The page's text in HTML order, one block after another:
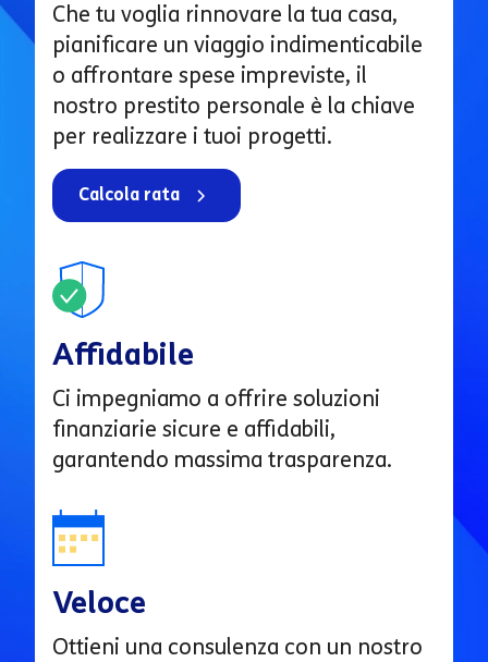
Che tu voglia rinnovare la tua casa,
pianificare un viaggio indimenticabile
o affrontare spese impreviste, il
nostro prestito personale è la chiave
per realizzare i tuoi progetti.
Calcola rata
Affidabile
Ci impegniamo a offrire soluzioni
finanziarie sicure e affidabili,
garantendo massima trasparenza.
Veloce
Ottieni una consulenza con un nostro